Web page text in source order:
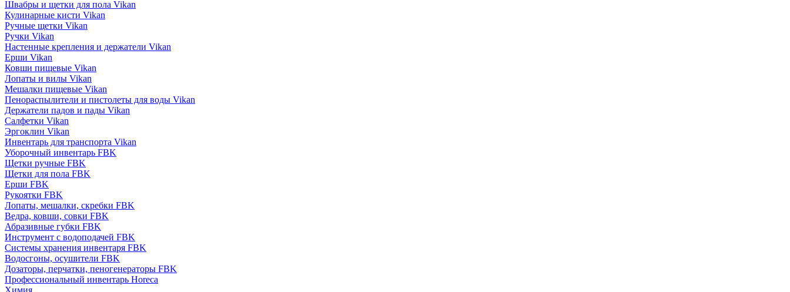
Швабры и щетки для пола Vikan
Кулинарные кисти Vikan
Ручные щетки Vikan
Ручки Vikan
Настенные крепления и держатели Vikan
Ерши Vikan
Ковши пищевые Vikan
Лопаты и вилы Vikan
Мешалки пищевые Vikan
Пенораспылители и пистолеты для воды Vikan
Держатели падов и пады Vikan
Салфетки Vikan
Эргоклин Vikan
Инвентарь для транспорта Vikan
Уборочный инвентарь FBK
Щетки ручные FBK
Щетки для пола FBK
Ерши FBK
Рукоятки FBK
Лопаты, мешалки, скребки FBK
Ведра, ковши, совки FBK
Абразивные губки FBK
Инструмент с водоподачей FBK
Системы хранения инвентаря FBK
Водосгоны, осушители FBK
Дозаторы, перчатки, пеногенераторы FBK
Профессиональный инвентарь Horeca
Химия